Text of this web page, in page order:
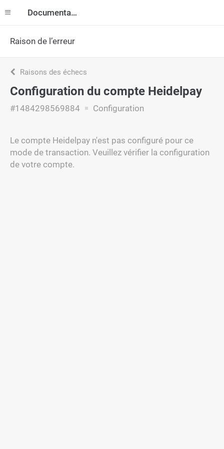
Documentation
Raison de l’erreur
Raisons des échecs
Configuration du compte Heidelpay
#1484298569884 Configuration
Le compte Heidelpay n'est pas configuré pour ce
mode de transaction. Veuillez vérifier la configuration
de votre compte.